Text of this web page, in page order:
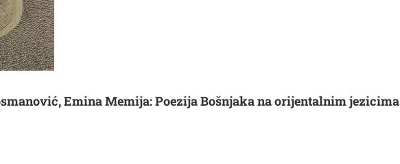
Emina Memija: Poezija Bošnjaka na orijentalnim jezicima